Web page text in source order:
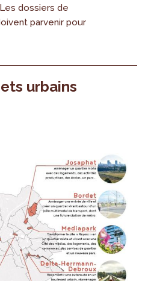
dossiers de
parvenir pour
urbains